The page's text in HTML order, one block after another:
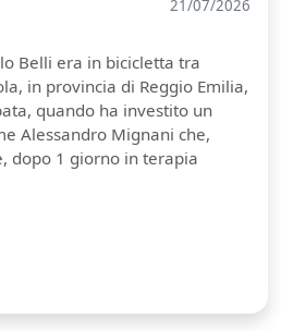
21/07/2026
Belli era in bicicletta tra
in provincia di Reggio Emilia,
quando ha investito un
Alessandro Mignani che,
dopo 1 giorno in terapia